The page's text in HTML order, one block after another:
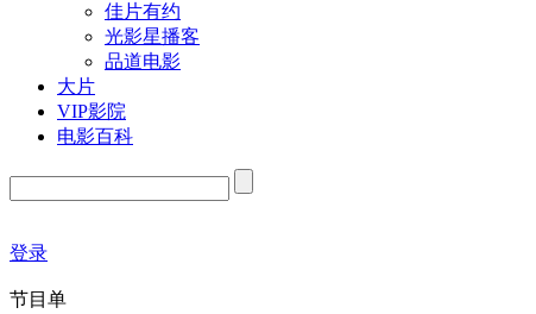
佳片有约
光影星播客
品道电影
大片
VIP影院
电影百科
登录
节目单